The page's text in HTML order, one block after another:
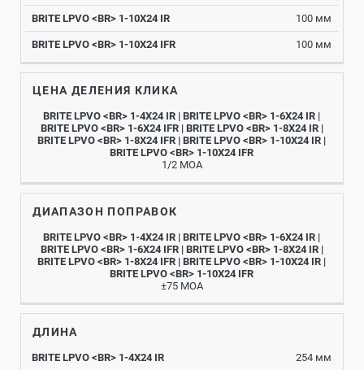
100 мм
100 мм
ЦЕНА ДЕЛЕНИЯ КЛИКА
1/2 МОА
ДИАПАЗОН ПОПРАВОК
±75 МОА
ДЛИНА
254 мм